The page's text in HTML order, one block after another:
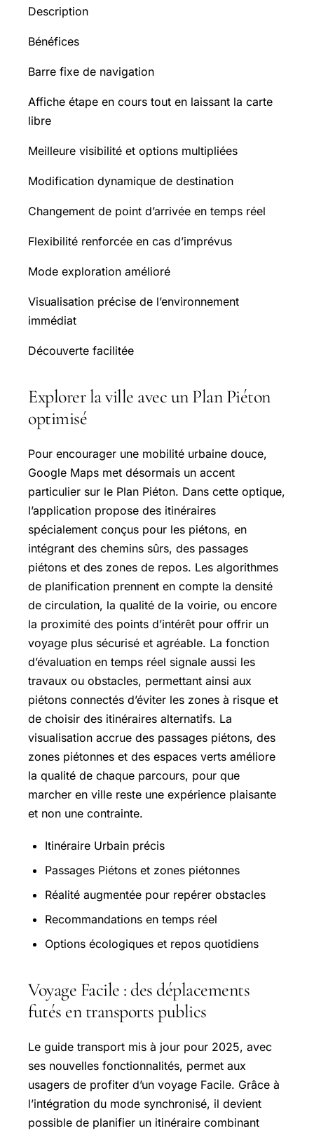
Description
Bénéfices
Barre fixe de navigation
Affiche étape en cours tout en laissant la carte
libre
Meilleure visibilité et options multipliées
Modification dynamique de destination
Changement de point d’arrivée en temps réel
Flexibilité renforcée en cas d’imprévus
Mode exploration amélioré
Visualisation précise de l’environnement
immédiat
Découverte facilitée
Explorer la ville avec un Plan Piéton
optimisé
Pour encourager une mobilité urbaine douce,
Google Maps met désormais un accent
particulier sur le Plan Piéton. Dans cette optique,
l’application propose des itinéraires
spécialement conçus pour les piétons, en
intégrant des chemins sûrs, des passages
piétons et des zones de repos. Les algorithmes
de planification prennent en compte la densité
de circulation, la qualité de la voirie, ou encore
la proximité des points d’intérêt pour offrir un
voyage plus sécurisé et agréable. La fonction
d’évaluation en temps réel signale aussi les
travaux ou obstacles, permettant ainsi aux
piétons connectés d’éviter les zones à risque et
de choisir des itinéraires alternatifs. La
visualisation accrue des passages piétons, des
zones piétonnes et des espaces verts améliore
la qualité de chaque parcours, pour que
marcher en ville reste une expérience plaisante
et non une contrainte.
Itinéraire Urbain précis
Passages Piétons et zones piétonnes
Réalité augmentée pour repérer obstacles
Recommandations en temps réel
Options écologiques et repos quotidiens
Voyage Facile : des déplacements
futés en transports publics
Le guide transport mis à jour pour 2025, avec
ses nouvelles fonctionnalités, permet aux
usagers de profiter d’un voyage Facile. Grâce à
l’intégration du mode synchronisé, il devient
possible de planifier un itinéraire combinant